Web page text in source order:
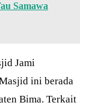
Samawa
Jami
ini berada
Bima. Terkait